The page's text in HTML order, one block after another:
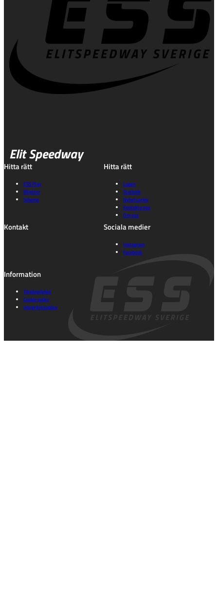
Elit Speedway
Hitta rätt
ESS Play
Biljetter
Schema
Hitta rätt
Lagen
Statistik
Nyhetsarkiv
Kontakta oss
Om oss
Kontakt Sociala medier
Instagram
Facebook
Information
Tillgänglighet
Cookie policy
Integritetspolicy